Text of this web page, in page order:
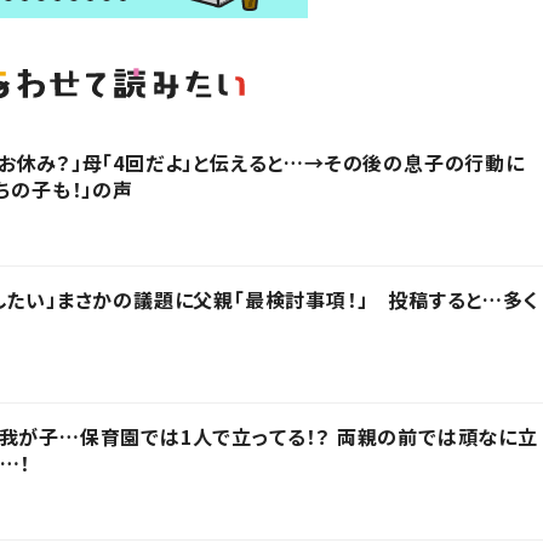
休み？」母「4回だよ」と伝えると…→その後の息子の行動に
の子も！」の声
い」まさかの議題に父親「最検討事項！」 投稿すると…多く
が子…保育園では1人で立ってる！？ 両親の前では頑なに立
！